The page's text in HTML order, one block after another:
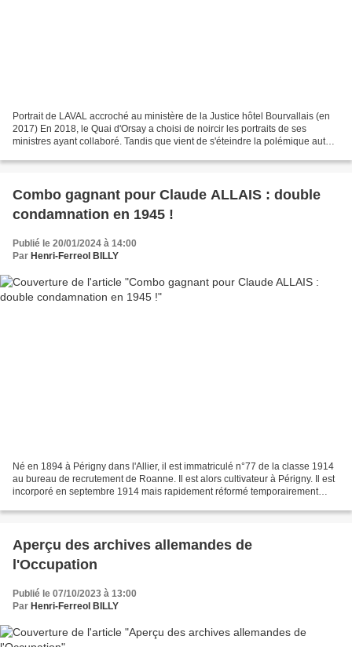
Portrait de LAVAL accroché au ministère de la Justice hôtel Bourvallais (en
2017) En 2018, le Quai d'Orsay a choisi de noircir les portraits de ses
ministres ayant collaboré. Tandis que vient de s'éteindre la polémique autour
Combo gagnant pour Claude ALLAIS : double
condamnation en 1945 !
Publié le 20/01/2024 à 14:00
Par Henri-Ferreol BILLY
Né en 1894 à Périgny dans l'Allier, il est immatriculé n°77 de la classe 1914
au bureau de recrutement de Roanne. Il est alors cultivateur à Périgny. Il est
incorporé en septembre 1914 mais rapidement réformé temporairement
Aperçu des archives allemandes de
l'Occupation
Publié le 07/10/2023 à 13:00
Par Henri-Ferreol BILLY